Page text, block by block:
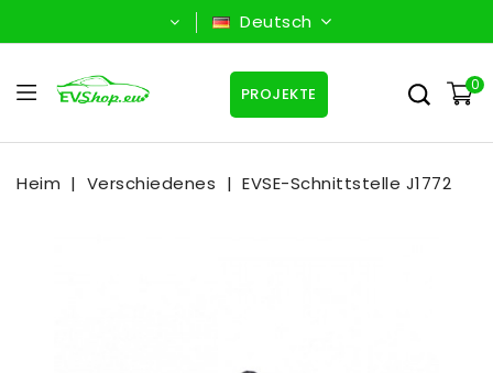
Deutsch
0
PROJEKTE
Heim Verschiedenes EVSE-Schnittstelle J1772